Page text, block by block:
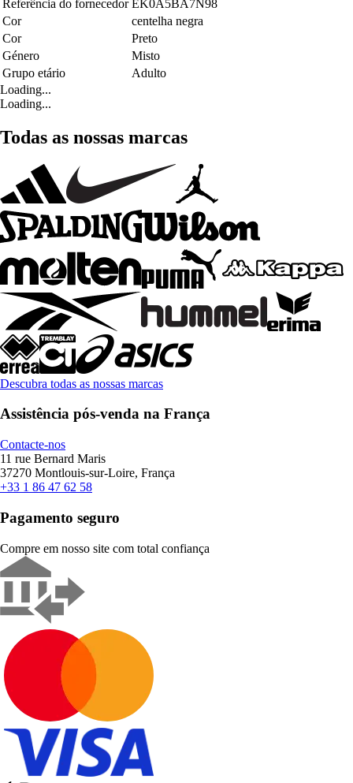
Referência do fornecedor EK0A5BA7N98
Cor
centelha negra
Cor
Preto
Género
Misto
Grupo etário
Adulto
Loading...
Loading...
Todas as nossas marcas
Descubra todas as nossas marcas
Assistência pós-venda na França
Contacte-nos
11 rue Bernard Maris
37270 Montlouis-sur-Loire, França
+33 1 86 47 62 58
Pagamento seguro
Compre em nosso site com total confiança